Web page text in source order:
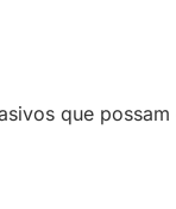
que